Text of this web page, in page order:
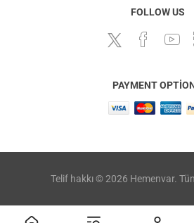
FOLLOW US
PAYMENT
Telif hakkı © 2026 Hemenvar.